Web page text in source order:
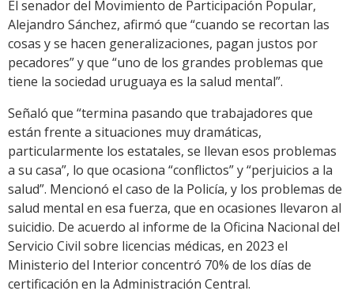
El senador del Movimiento de Participación Popular,
Alejandro Sánchez, afirmó que “cuando se recortan las
cosas y se hacen generalizaciones, pagan justos por
pecadores” y que “uno de los grandes problemas que
tiene la sociedad uruguaya es la salud mental”.
Señaló que “termina pasando que trabajadores que
están frente a situaciones muy dramáticas,
particularmente los estatales, se llevan esos problemas
a su casa”, lo que ocasiona “conflictos” y “perjuicios a la
salud”. Mencionó el caso de la Policía, y los problemas de
salud mental en esa fuerza, que en ocasiones llevaron al
suicidio. De acuerdo al informe de la Oficina Nacional del
Servicio Civil sobre licencias médicas, en 2023 el
Ministerio del Interior concentró 70% de los días de
certificación en la Administración Central.